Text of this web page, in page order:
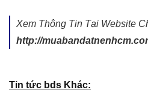
Xem Thông Tin Tại Website
http://
Tin tức bds Khác: